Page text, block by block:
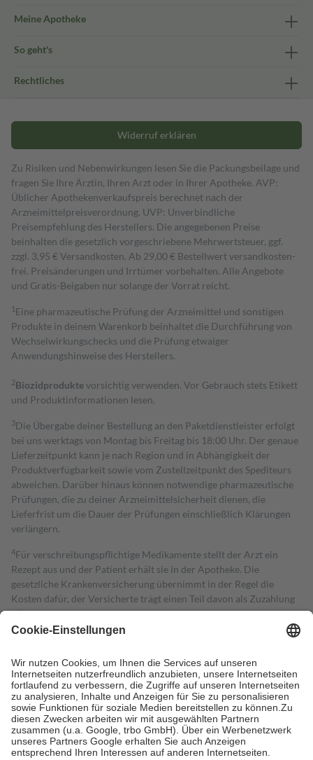
Meine Apotheke
So geht's
Rechtliches
Widerruf erklären
Zu Risiken und Nebenwirkungen lesen Sie die Packungsbeilage und
fragen Sie Ihre Ärztin, Ihren Arzt oder in Ihrer Apotheke. AVP:
Üblicher Apothekenverkaufspreis berechnet nach der
Arzneimittelpreisverordnung. UVP: Unverbindliche
Preisempfehlung des Herstellers. Die angegebenen Preise
beinhalten die gesetzlich vorgeschriebene Mehrwertsteuer, ggf.
zzgl. 3,95 € Versandkosten. Ab 29,00 € Bestell­wert versand­kosten­
frei. Preisänderungen und Irrtümer vorbehalten. Alle Angebote
und Gratis-Beigaben nur solange der Vorrat reicht.
1 Eine pharmazeutische Prüfung der Arzneimittel und sonstigen
Produkte in deinem Warenkorb beinhaltet die Durchführung von
Wechselwirkungschecks und die Prüfung etwaiger
Anwendungshinweise des Herstellers.
2Biozidproduktevorsichtig verwenden. Vor Gebrauch stets Etikett
und Produktinformationen lesen.
3Die Übergabe deiner Bestellung an den Paketdienstleister erfolgt
bei uns werktags von Montag bis Freitag bis 18:00 Uhr. Der genaue
Lieferzeitpunkt kann je nach Region und in Abhängigkeit der
Produktverfügbarkeit sowie vom Zustellzeitpunkt des Spediteurs
abweichen. Darüber hinaus können notwendige pharmazeutische
Prüfungen, die zu deiner Arzneimittelsicherheit dienen, die
Lieferfrist um die Dauer der Prüfungen einschließlich Klärungen
verlängern.
4Für verschreibungspflichtige Medikamente stellt der Arzt ein
Rezept aus und der Patient erhält sie in der Apotheke. Die
gesetzliche Krankenversicherung übernimmt in der Regel die
Kosten dafür, der Versicherte trägt einen Teil davon als Zuzahlung
mit.
Grundsätzlich leisten Mitglieder Zuzahlungen in Höhe von zehn
höchstens zehn Euro.
Es sind jedoch nie mehr als die tatsächlichen
Kosten der Leistung zu entrichten.
Diese Regeln gelten grundsätzlich auch für Online-Apotheken.
Bei Heilmitteln und häuslicher Krankenpflege beträgt die
Zuzahlung zehn Prozent der Kosten sowie zehn Euro je
Verordnung.
Um das Engagement der Versicherten für ihre eigene Gesundheit zu